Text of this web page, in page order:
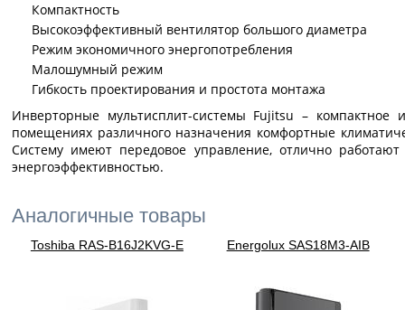
Компактность
Высокоэффективный вентилятор большого диаметра
Режим экономичного энергопотребления
Малошумный режим
Гибкость проектирования и простота монтажа
Инверторные мультисплит-системы Fujitsu – компактное
помещениях различного назначения комфортные
Систему имеют передовое управление, отлично
энергоэффективностью.
Аналогичные товары
Toshiba RAS-B16J2KVG-E Energolux SAS18M3-AIB